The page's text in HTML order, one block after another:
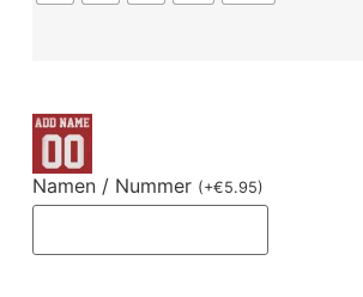
Namen / Nummer (+€5.95)